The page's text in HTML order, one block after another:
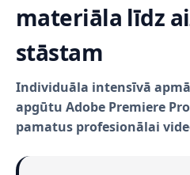
materiāla līdz
stāstam
Individuāla intensīvā
apgūtu Adobe Premiere
pamatus profesionālai